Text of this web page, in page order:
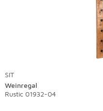
SIT
Weinregal
Rustic 01932-04